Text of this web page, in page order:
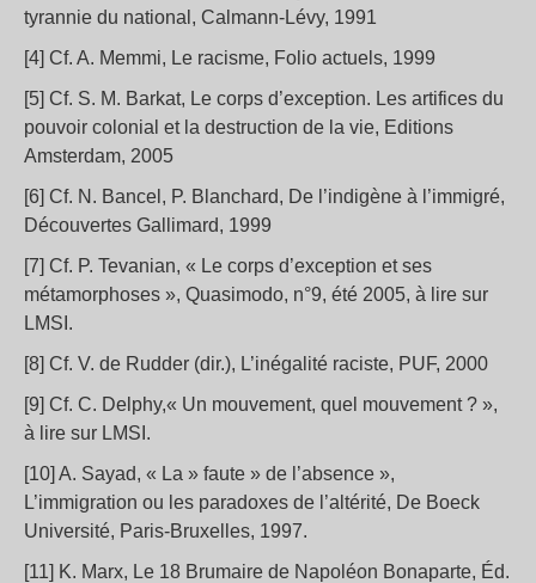
tyrannie du national, Calmann-Lévy, 1991
[4] Cf. A. Memmi, Le racisme, Folio actuels, 1999
[5] Cf. S. M. Barkat, Le corps d’exception. Les artifices du
pouvoir colonial et la destruction de la vie, Editions
Amsterdam, 2005
[6] Cf. N. Bancel, P. Blanchard, De l’indigène à l’immigré,
Découvertes Gallimard, 1999
[7] Cf. P. Tevanian, « Le corps d’exception et ses
métamorphoses », Quasimodo, n°9, été 2005, à lire sur
LMSI.
[8] Cf. V. de Rudder (dir.), L’inégalité raciste, PUF, 2000
[9] Cf. C. Delphy,« Un mouvement, quel mouvement ? »,
à lire sur LMSI.
[10] A. Sayad, « La » faute » de l’absence »,
L’immigration ou les paradoxes de l’altérité, De Boeck
Université, Paris-Bruxelles, 1997.
[11] K. Marx, Le 18 Brumaire de Napoléon Bonaparte, Éd.